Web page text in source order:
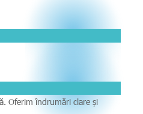
Oferim îndrumări clare și